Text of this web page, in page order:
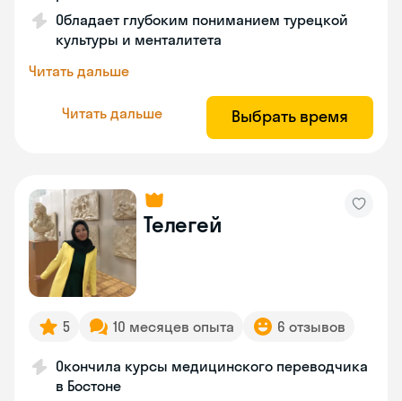
Обладает глубоким пониманием турецкой
культуры и менталитета
Читать дальше
Читать дальше Выбрать время
Телегей
5 10 месяцев опыта 6 отзывов
Окончила курсы медицинского переводчика
в Бостоне